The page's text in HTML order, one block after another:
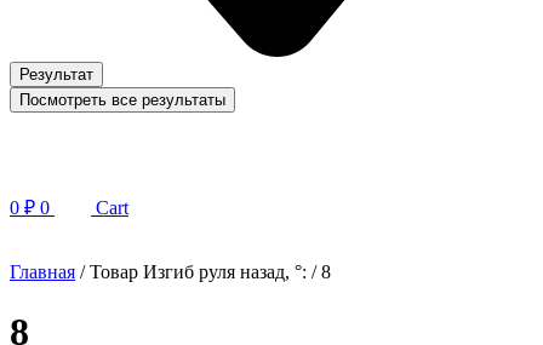
Результат
Посмотреть все результаты
0 ₽ 0 Cart
Главная / Товар Изгиб руля назад, °: / 8
8